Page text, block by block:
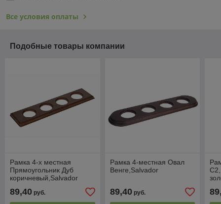
Все условия оплаты
Подобные товары компании
Рамка 4-х местная
Прямоугольник Дуб
коричневый,Salvador
89,40 руб.
Рамка 4-местная Овал
Венге,Salvador
89,40руб.